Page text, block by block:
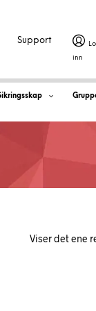
Sikringsskap
Support
Viser det ene